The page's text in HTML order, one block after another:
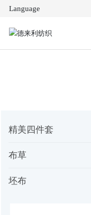
Language
精美四件套
布草
坯布